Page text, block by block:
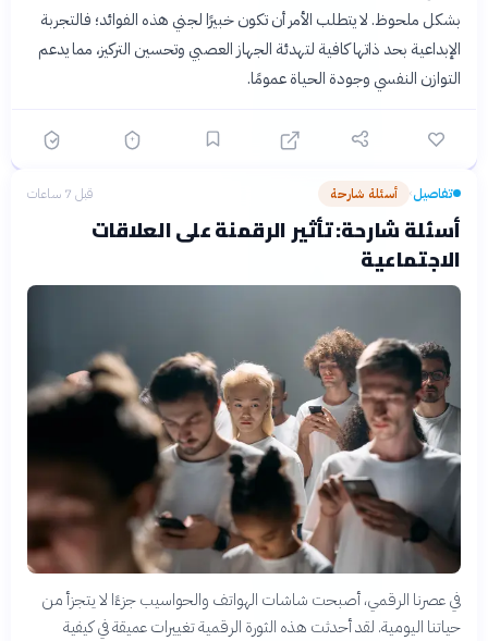
بشكل ملحوظ. لا يتطلب الأمر أن تكون خبيرًا لجني هذه الفوائد؛ فالتجربة
الإبداعية بحد ذاتها كافية لتهدئة الجهاز العصبي وتحسين التركيز، مما يدعم
التوازن النفسي وجودة الحياة عمومًا.
تفاصيل› أسئلة شارحة قبل 7 ساعات
أسئلة شارحة: تأثير الرقمنة على العلاقات
الاجتماعية
في عصرنا الرقمي، أصبحت شاشات الهواتف والحواسيب جزءًا لا يتجزأ من
حياتنا اليومية. لقد أحدثت هذه الثورة الرقمية تغييرات عميقة في كيفية